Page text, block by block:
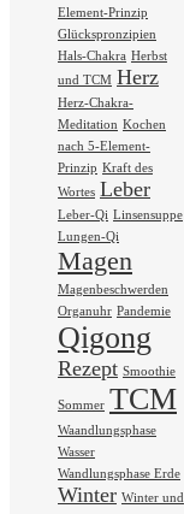
Element-Prinzip
Glückspronzipien
Hals-Chakra Herbst
und TCM Herz
Herz-Chakra-
Meditation Kochen
nach 5-Element-
Prinzip Kraft des
Wortes Leber
Leber-Qi Linsensuppe
Lungen-Qi
Magen
Magenbeschwerden
Organuhr Pandemie
Qigong
Rezept Smoothie
Sommer TCM
Waandlungsphase
Wasser
Wandlungsphase Erde
Winter Winter und